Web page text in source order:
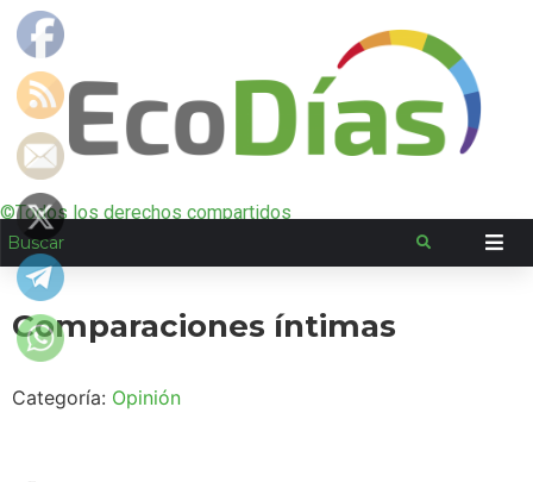
©Todos los derechos compartidos
Comparaciones íntimas
Categoría: Opinión